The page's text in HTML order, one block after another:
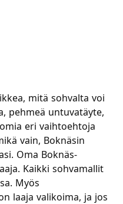
mitä sohvalta voi
pehmeä untuvatäyte,
eri vaihtoehtoja
vain, Boknäsin
Oma Boknäs-
Kaikki sohvamallit
Myös
laaja valikoima, ja jos